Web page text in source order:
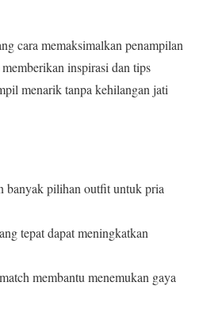
cara memaksimalkan penampilan
inspirasi dan tips
menarik tanpa kehilangan jati
banyak pilihan outfit untuk pria
tepat dapat meningkatkan
membantu menemukan gaya